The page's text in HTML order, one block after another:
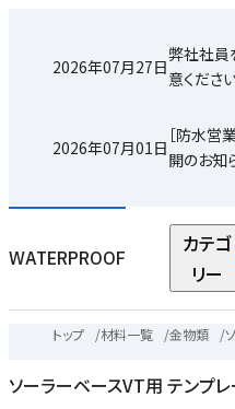
2026年07月27日
弊社社員
意くださ
2026年07月01日
［防水営
開のお知
WATERPROOF
カテゴ
リー
トップ /材料一覧 /金物類 /
ソーラーベースVT用 テンプレ